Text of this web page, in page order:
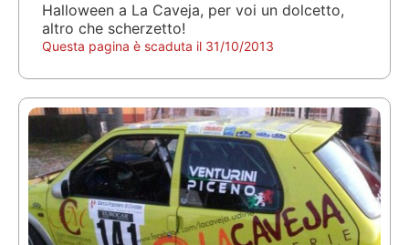
Halloween a La Caveja, per voi un dolcetto,
altro che scherzetto!
Questa pagina è scaduta il 31/10/2013